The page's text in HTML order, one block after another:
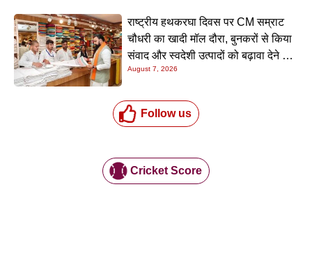
राष्ट्रीय हथकरघा दिवस पर CM सम्राट
चौधरी का खादी मॉल दौरा, बुनकरों से किया
संवाद और स्वदेशी उत्पादों को बढ़ावा देने की
अपील
August 7, 2026
Follow us
Cricket Score